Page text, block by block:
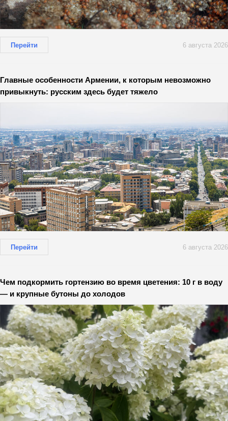
Перейти 6 августа 2026
Главные особенности Армении, к которым невозможно
привыкнуть: русским здесь будет тяжело
Перейти 6 августа 2026
Чем подкормить гортензию во время цветения: 10 г в воду
— и крупные бутоны до холодов